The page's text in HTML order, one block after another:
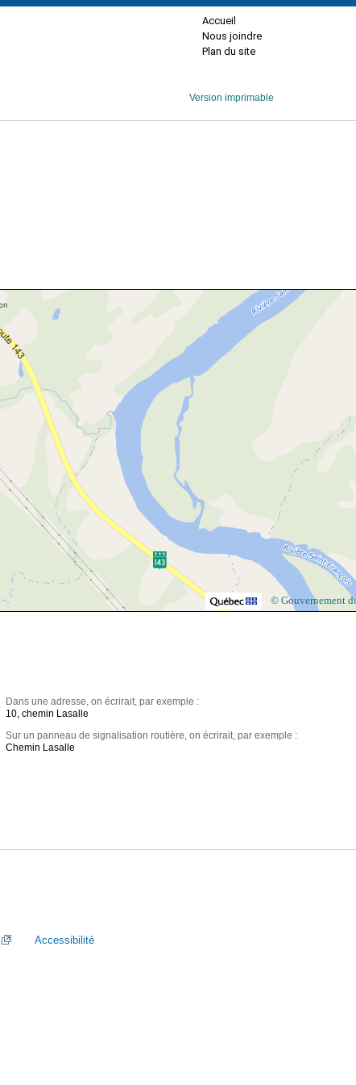
Accueil
Nous joindre
Plan du site
Version imprimable
© Gouvernement
Dans une adresse, on écrirait, par exemple :
10, chemin Lasalle
Sur un panneau de signalisation routière, on écrirait, par exemple :
Chemin Lasalle
Accessibilité